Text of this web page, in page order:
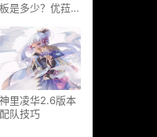
是多少？优菈大
里凌华2.6版本
队技巧